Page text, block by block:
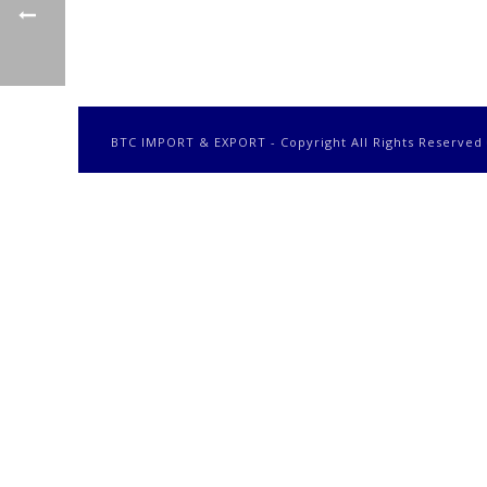
BTC IMPORT & EXPORT - Copyright All Rights Reserved